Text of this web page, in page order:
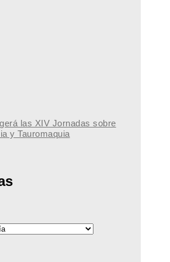
las XIV Jornadas sobre
y Tauromaquia